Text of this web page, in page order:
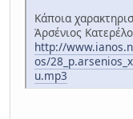
Κάποια
Ἀρσένιος
http://
os/
u.mp3